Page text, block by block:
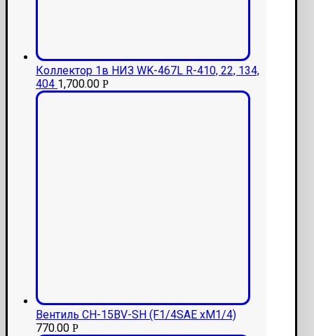
Коллектор 1в НИЗ WK-467L R-410, 22, 134,
404 1,700.00 Р
Вентиль CH-15BV-SH (F1/4SAE xM1/4)
770.00 Р